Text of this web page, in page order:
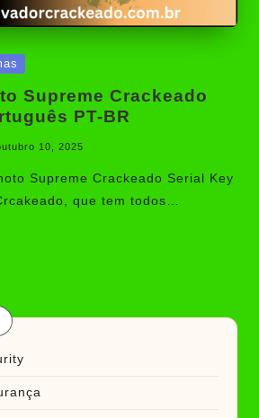
Supreme Crackeado
PT-BR
10, 2025
Supreme Crackeado Serial Key
que tem todos…